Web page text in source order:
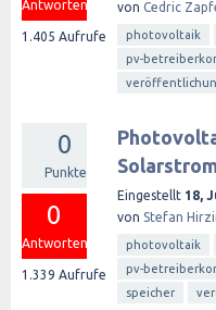
Antworten
1.405 Aufrufe
von Cedric
photovoltaik
pv-
0
Punkte
0
Antworten
1.339 Aufrufe
Eingestellt 18,
von Stefan
photovoltaik
pv-
speicher